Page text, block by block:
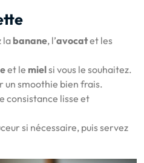
la banane, l’avocatet les
et le mielsi vous le souhaitez.
un smoothie bien frais.
consistance lisse et
si nécessaire, puis servez